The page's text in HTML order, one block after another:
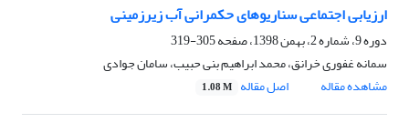
ارزیابی اجتماعی سناریوهای حکمرانی آب زیرزمینی
دوره 9، شماره 2، بهمن 1398، صفحه
305-319
سمانه غفوری خرانق، محمد ابراهیم بنی حبیب، سامان جوادی
مشاهده مقاله
اصل مقاله 1.08 M